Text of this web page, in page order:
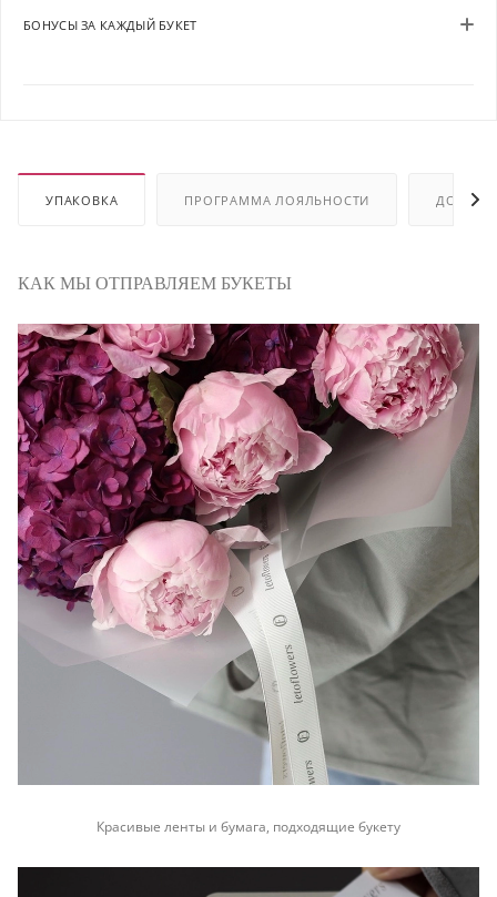
БОНУСЫ ЗА КАЖДЫЙ БУКЕТ
УПАКОВКА ПРОГРАММА ЛОЯЛЬНОСТИ
КАК МЫ ОТПРАВЛЯЕМ БУКЕТЫ
Красивые ленты и бумага, подходящие букету